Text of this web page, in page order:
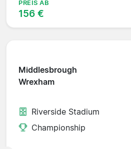
PREIS AB
156 €
Middlesbrough
Wrexham
Riverside Stadium
Championship